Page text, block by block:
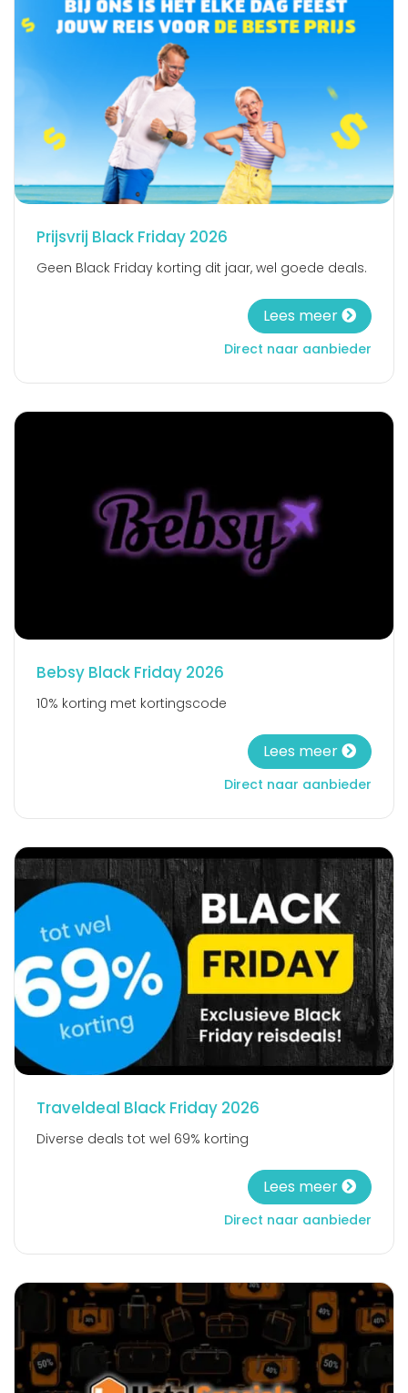
Prijsvrij Black Friday 2026
Geen Black Friday korting dit jaar, wel goede deals.
Lees meer
Direct naar aanbieder
Bebsy Black Friday 2026
10% korting met kortingscode
Lees meer
Direct naar aanbieder
Traveldeal Black Friday 2026
Diverse deals tot wel 69% korting
Lees meer
Direct naar aanbieder